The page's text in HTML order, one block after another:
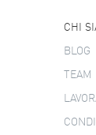
CHI
BLOG
TEAM